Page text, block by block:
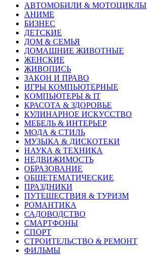
АВТОМОБИЛИ & МОТОЦИКЛЫ
АНИМЕ
БИЗНЕС
ДЕТСКИЕ
ДОМ & СЕМЬЯ
ДОМАШНИЕ ЖИВОТНЫЕ
ЖЕНСКИЕ
ЖИВОПИСЬ
ЗАКОН И ПРАВО
ИГРЫ КОМПЬЮТЕРНЫЕ
КОМПЬЮТЕРЫ & IT
КРАСОТА & ЗДОРОВЬЕ
КУЛИНАРНОЕ ИСКУССТВО
МЕБЕЛЬ & ИНТЕРЬЕР
МОДА & СТИЛЬ
МУЗЫКА & ДИСКОТЕКИ
НАУКА & ТЕХНИКА
НЕДВИЖИМОСТЬ
ОБРАЗОВАНИЕ
ОБЩЕТЕМАТИЧЕСКИЕ
ПРАЗДНИКИ
ПУТЕШЕСТВИЯ & ТУРИЗМ
РОМАНТИКА
САДОВОДСТВО
СМАРТФОНЫ
СПОРТ
СТРОИТЕЛЬСТВО & РЕМОНТ
ФИЛЬМЫ